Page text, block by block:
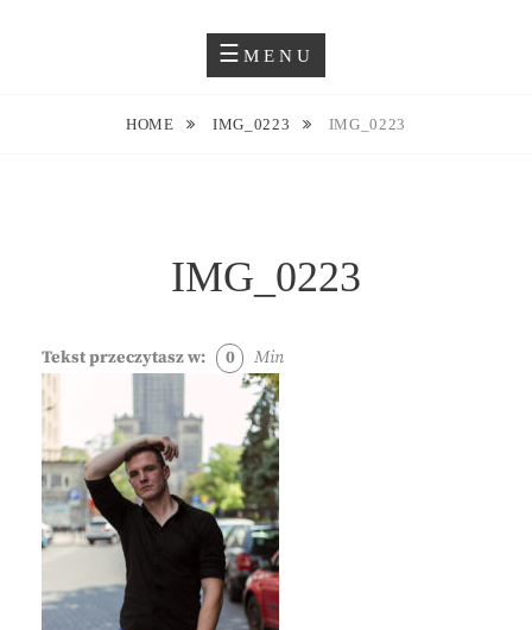
JUSTYNA EWA GROCHOWSKA
MENU
HOME IMG_0223 IMG_0223
IMG_0223
Tekst przeczytasz w: 0 Min